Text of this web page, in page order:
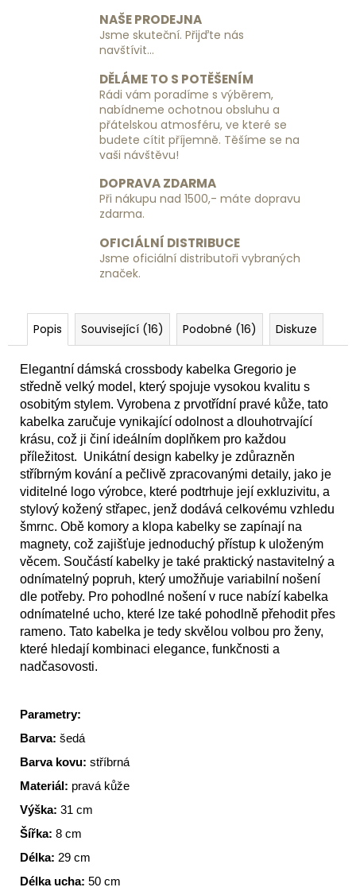
NAŠE PRODEJNA
Jsme skuteční. Přijďte nás
navštívit...
DĚLÁME TO S POTĚŠENÍM
Rádi vám poradíme s výběrem,
nabídneme ochotnou obsluhu a
přátelskou atmosféru, ve které se
budete cítit příjemně. Těšíme se na
vaši návštěvu!
DOPRAVA ZDARMA
Při nákupu nad 1500,- máte dopravu
zdarma.
OFICIÁLNÍ DISTRIBUCE
Jsme oficiální distributoři vybraných
značek.
Popis Související (16) Podobné (16) Diskuze
Elegantní dámská crossbody kabelka Gregorio je
středně velký model, který spojuje vysokou kvalitu s
osobitým stylem. Vyrobena z prvotřídní pravé kůže, tato
kabelka zaručuje vynikající odolnost a dlouhotrvající
krásu, což ji činí ideálním doplňkem pro každou
příležitost. Unikátní design kabelky je zdůrazněn
stříbrným kování a pečlivě zpracovanými detaily, jako je
viditelné logo výrobce, které podtrhuje její exkluzivitu, a
stylový kožený střapec, jenž dodává celkovému vzhledu
šmrnc. Obě komory a klopa kabelky se zapínají na
magnety, což zajišťuje jednoduchý přístup k uloženým
věcem. Součástí kabelky je také praktický nastavitelný a
odnímatelný popruh, který umožňuje variabilní nošení
dle potřeby. Pro pohodlné nošení v ruce nabízí kabelka
odnímatelné ucho, které lze také pohodlně přehodit přes
rameno. Tato kabelka je tedy skvělou volbou pro ženy,
které hledají kombinaci elegance, funkčnosti a
nadčasovosti.
Parametry:
Barva: šedá
Barva kovu: stříbrná
Materiál: pravá kůže
Výška: 31 cm
Šířka: 8 cm
Délka: 29 cm
Délka ucha: 50 cm